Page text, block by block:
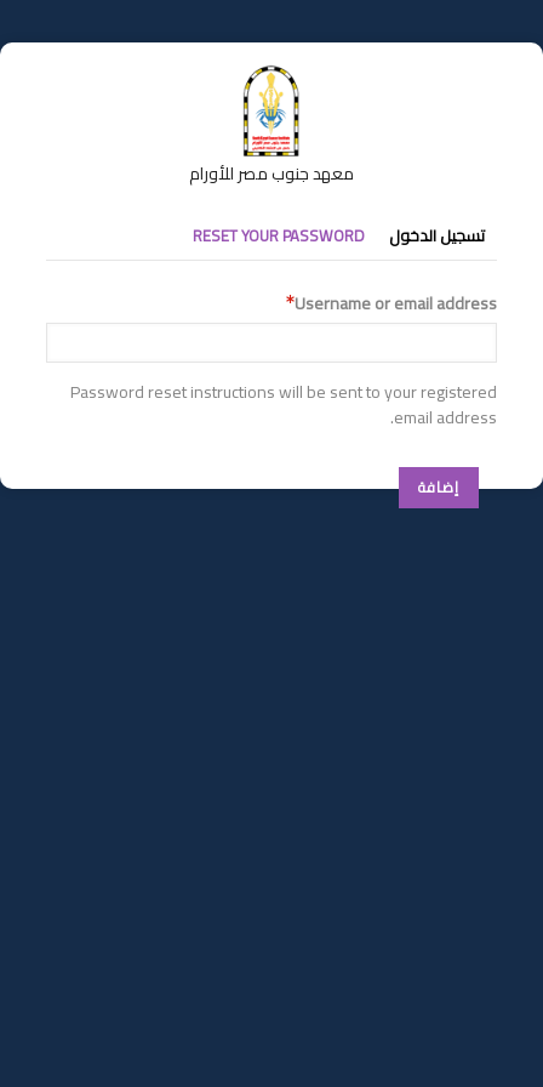
إلى
المحتوى
معهد جنوب مصر للأورام
التبويبات
الأساسية
تسجيل الدخول RESET YOUR PASSWORD
Username or email address
Password reset instructions will be sent to your registered
email address.